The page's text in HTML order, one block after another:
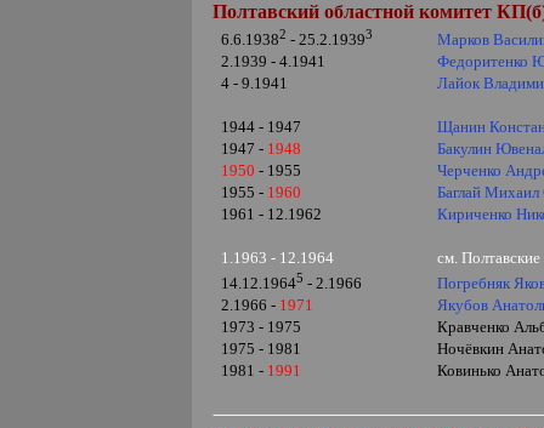
Полтавский областной комитет
6.6.19382 - 25.2.19393
Марков
2.1939 - 4.1941
Федоритенко
4 - 9.1941
Лайок
1944 - 1947
Щанин
1947 - 1948
Бакулин
1950- 1955
Черченко
1955 - 1960
Баглай
1961 - 12.1962
Кириченко
1.1963 - 12.1964
см.
14.12.19645 - 2.1966
Погребняк
2.1966 - 1971
Якубов
1973 - 1975
Кравченко
1975 - 1981
Ночёвкин
1981 - 1991 Ковинько